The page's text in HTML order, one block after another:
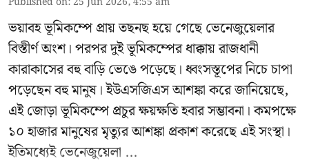
ভয়াবহ ভূমিকম্পে প্রায় তছনছ হয়ে গেছেভেনেজুয়েলার
বিস্তীর্ণ অংশ। পরপর দুই ভূমিকম্পের ধাক্কায় রাজধানী
কারাকাসের বহু বাড়ি ভেঙে পড়েছে। ধ্বংসস্তূপের নিচে চাপা
পড়েছেন বহু মানুষ। ইউএসজিএস আশঙ্কা করে জানিয়েছে,
এই জোড়া ভূমিকম্পে প্রচুর ক্ষয়ক্ষতি হবার সম্ভাবনা। কমপক্ষে
১০ হাজার মানুষের মৃত্যুর আশঙ্কা প্রকাশ করেছে এই সংস্থা।
ইতিমধ্যেই ভেনেজুয়েলা ...